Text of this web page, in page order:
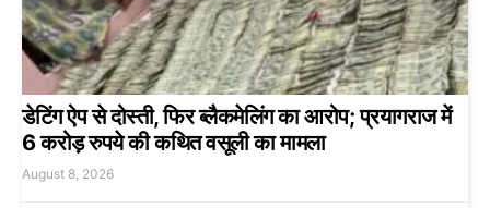
डेटिंग ऐप से दोस्ती, फिर ब्लैकमेलिंग का आरोप; प्रयागराज में
6 करोड़ रुपये की कथित वसूली का मामला
August 8, 2026